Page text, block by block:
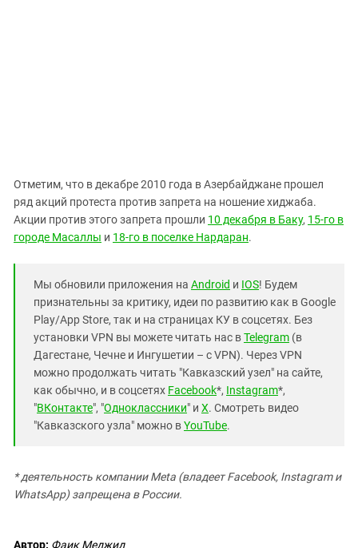
Отметим, что в декабре 2010 года в Азербайджане прошел
ряд акций протеста против запрета на ношение хиджаба.
Акции против этого запрета прошли 10 декабря в Баку, 15-го в
городе Масаллы и 18-го в поселке Нардаран.
Мы обновили приложения на Android и IOS! Будем
признательны за критику, идеи по развитию как в Google
Play/App Store, так и на страницах КУ в соцсетях. Без
установки VPN вы можете читать нас вTelegram (в
Дагестане, Чечне и Ингушетии – с VPN). Через VPN
можно продолжать читать "Кавказский узел" на сайте,
как обычно, и в соцсетях Facebook*, Instagram*,
"ВКонтакте", "Одноклассники" и X. Смотреть видео
"Кавказского узла" можно вYouTube.
* деятельность компании Meta (владеет Facebook, Instagram и
WhatsApp) запрещена в России.
Автор: Фаик Меджид